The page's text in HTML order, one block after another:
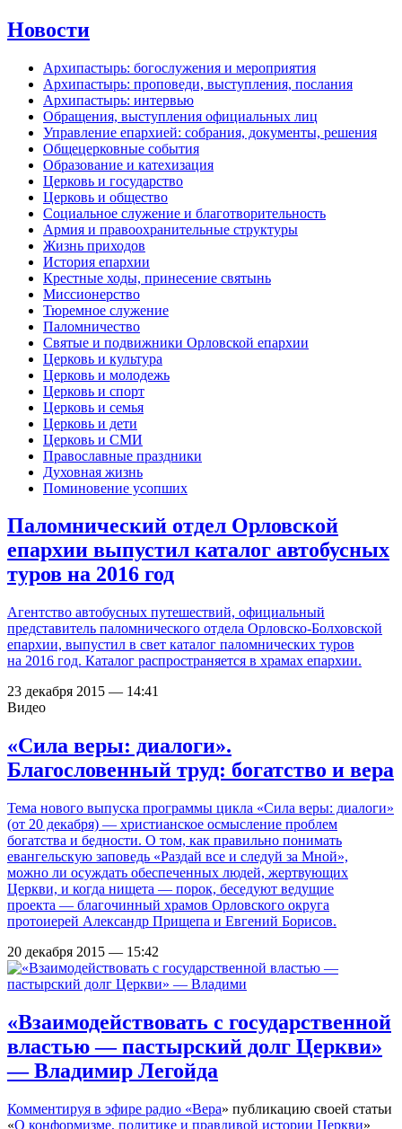
Новости
Архипастырь: богослужения и мероприятия
Архипастырь: проповеди, выступления, послания
Архипастырь: интервью
Обращения, выступления официальных лиц
Управление епархией: собрания, документы, решения
Общецерковные события
Образование и катехизация
Церковь и государство
Церковь и общество
Социальное служение и благотворительность
Армия и правоохранительные структуры
Жизнь приходов
История епархии
Крестные ходы, принесение святынь
Миссионерство
Тюремное служение
Паломничество
Святые и подвижники Орловской епархии
Церковь и культура
Церковь и молодежь
Церковь и спорт
Церковь и семья
Церковь и дети
Церковь и СМИ
Православные праздники
Духовная жизнь
Поминовение усопших
Паломнический отдел Орловской
епархии выпустил каталог автобусных
туров на 2016 год
Агентство автобусных путешествий, официальный
представитель паломнического отдела Орловско-Болховской
епархии, выпустил в свет каталог паломнических туров
на 2016 год. Каталог распространяется в храмах епархии.
23 декабря 2015 — 14:41
Видео
«Сила веры: диалоги».
Благословенный труд: богатство и вера
Тема нового выпуска программы цикла «Сила веры: диалоги»
(от 20 декабря) — христианское осмысление проблем
богатства и бедности. О том, как правильно понимать
евангельскую заповедь «Раздай все и следуй за Мной»,
можно ли осуждать обеспеченных людей, жертвующих
Церкви, и когда нищета — порок, беседуют ведущие
проекта — благочинный храмов Орловского округа
протоиерей Александр Прищепа и Евгений Борисов.
20 декабря 2015 — 15:42
«Взаимодействовать с государственной
властью — пастырский долг Церкви»
— Владимир Легойда
Комментируя в эфире радио «Вера» публикацию своей статьи
«О конформизме, политике и правдивой истории Церкви»